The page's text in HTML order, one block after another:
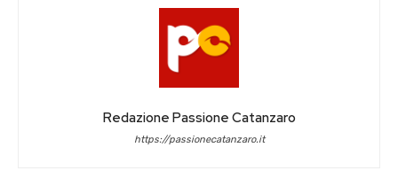
Redazione Passione Catanzaro
https://passionecatanzaro.it